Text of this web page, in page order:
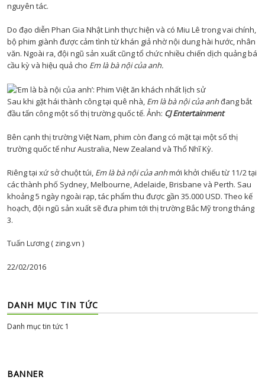
nguyên tác.
Do đạo diễn Phan Gia Nhật Linh thực hiện và có Miu Lê trong vai chính,
bộ phim giành được cảm tình từ khán giả nhờ nội dung hài hước, nhân
văn. Ngoài ra, đội ngũ sản xuất cũng tổ chức nhiều chiến dịch quảng bá
cầu kỳ và hiệu quả cho Em là bà nội của anh.
Sau khi gặt hái thành công tại quê nhà, Em là bà nội của anhđang bắt
đầu tấn công một số thị trường quốc tế. Ảnh: CJ Entertainment
Bên cạnh thị trường Việt Nam, phim còn đang có mặt tại một số thị
trường quốc tế như Australia, New Zealand và Thổ Nhĩ Kỳ.
Riêng tại xứ sở chuột túi, Em là bà nội của anhmới khởi chiếu từ 11/2 tại
các thành phố Sydney, Melbourne, Adelaide, Brisbane và Perth. Sau
khoảng 5 ngày ngoài rạp, tác phẩm thu được gần 35.000 USD. Theo kế
hoạch, đội ngũ sản xuất sẽ đưa phim tới thị trường Bắc Mỹ trong tháng
3.
Tuấn Lương ( zing.vn )
22/02/2016
DANH MỤC TIN TỨC
Danh mục tin tức 1
BANNER